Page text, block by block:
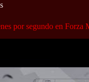
por segundo en Forza